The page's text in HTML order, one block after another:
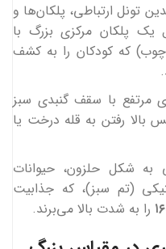
تونل ارتباطی، پلکان‌ها و
پلکان مرکزی بزرگ با
چوب) که کودکان را به کشف
مرتفع با سقف گنبدی سبز
بالا رفتن به قله درخت یا
به شکل حلزون، حیوانات
(تم سبز)، که جذابیت
را به شدت بالا می‌برند.